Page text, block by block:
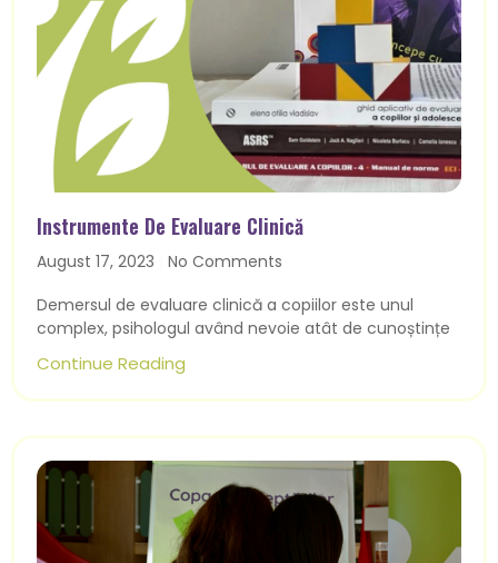
Instrumente De Evaluare Clinică
August 17, 2023
No Comments
Demersul de evaluare clinică a copiilor este unul
complex, psihologul având nevoie atât de cunoștințe
Continue Reading